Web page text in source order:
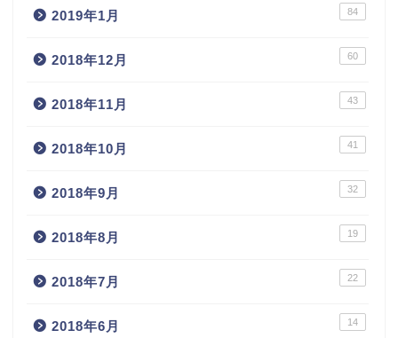
2019年1月 84
2018年12月 60
2018年11月 43
2018年10月 41
2018年9月 32
2018年8月 19
2018年7月 22
2018年6月 14